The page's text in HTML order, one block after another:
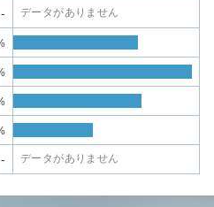
- データがありません
- データがありません